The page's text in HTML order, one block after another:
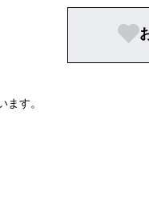
す。